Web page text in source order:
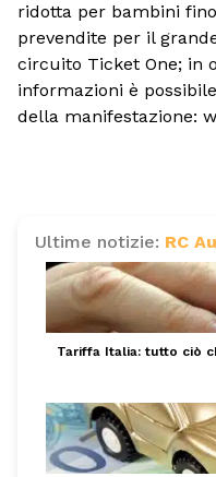
ridotta per bambini
prevendite per il
circuito Ticket One; in
informazioni è
della manifestazione:
Ultime notizie: RC
Tariffa Italia: tutto ciò